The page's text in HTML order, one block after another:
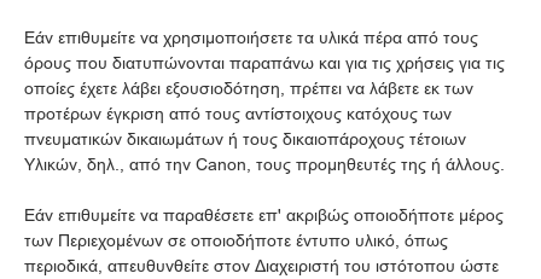
Εάν επιθυμείτε να χρησιμοποιήσετε τα υλικά πέρα από τους
όρους που διατυπώνονται παραπάνω και για τις χρήσεις για τις
οποίες έχετε λάβει εξουσιοδότηση, πρέπει να λάβετε εκ των
προτέρων έγκριση από τους αντίστοιχους κατόχους των
πνευματικών δικαιωμάτων ή τους δικαιοπάροχους τέτοιων
Υλικών, δηλ., από την Canon, τους προμηθευτές της ή άλλους.
Εάν επιθυμείτε να παραθέσετε επ' ακριβώς οποιοδήποτε μέρος
των Περιεχομένων σε οποιοδήποτε έντυπο υλικό, όπως
περιοδικά, απευθυνθείτε στον Διαχειριστή του ιστότοπου ώστε